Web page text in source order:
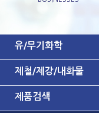
유/무기화학
제철/제강/내화물
제품검색